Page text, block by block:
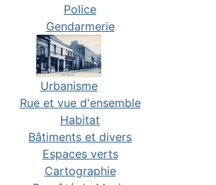
Police
Gendarmerie
Urbanisme
Rue et vue d'ensemble
Habitat
Bâtiments et divers
Espaces verts
Cartographie